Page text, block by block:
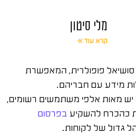
מלי סיטון
קרא עוד »
פופולרית, המאפשרת
מידע עם חבריהם.
יש מאות אלפי משתמשים רשומים,
כהכרח להשקיע בפרסום
גדול של לקוחות.